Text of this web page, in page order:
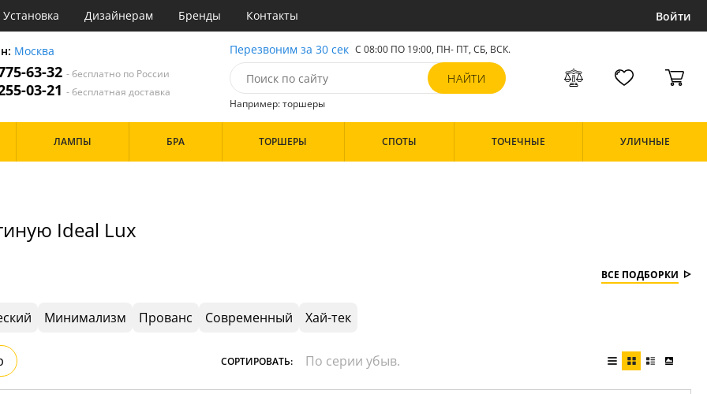
Установка Дизайнерам Бренды Контакты Войти
Москва
63-32- бесплатно по России
03-21- бесплатная доставка
Перезвоним за 30 сек С 08:00 ПО 19:00, ПН- ПТ, СБ, ВСК.
Например: торшеры
Черные
ЛАМПЫ БРА ТОРШЕРЫ СПОТЫ ТОЧЕЧНЫЕ УЛИЧНЫЕ
Ideal Lux
ВСЕ ПОДБОРКИ
Минимализм Прованс Современный Хай-тек
СОРТИРОВАТЬ: